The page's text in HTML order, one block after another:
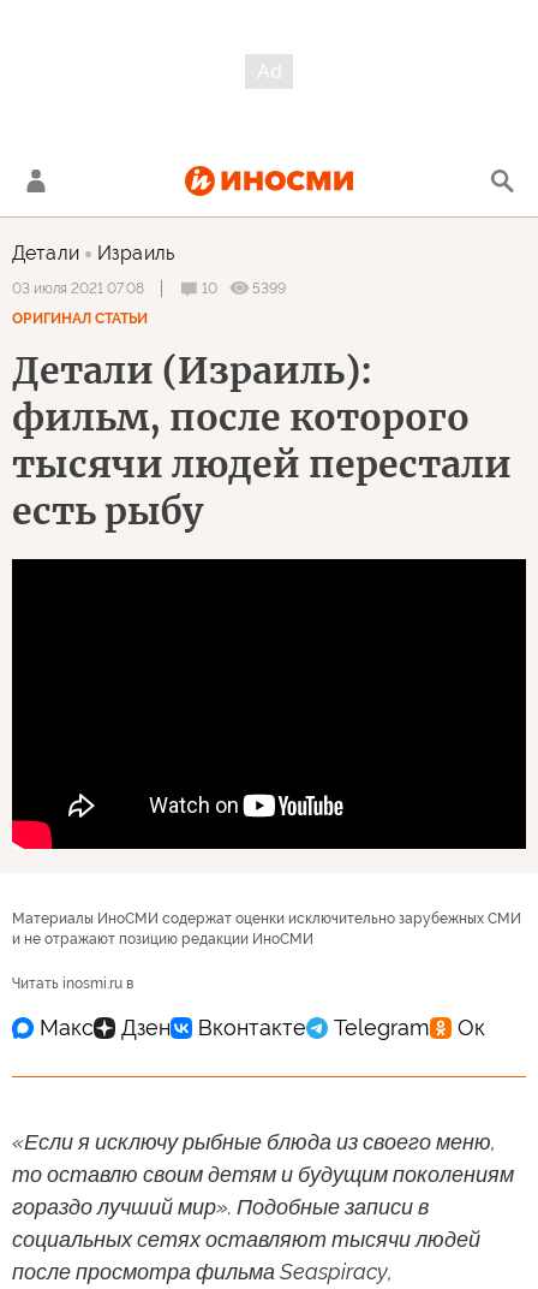
Детали Израиль
03 июля 2021 07:08 10
5399
ОРИГИНАЛ СТАТЬИ
Детали (Израиль):
фильм, после которого
тысячи людей перестали
есть рыбу
Материалы ИноСМИ содержат оценки исключительно зарубежных СМИ
и не отражают позицию редакции ИноСМИ
Читать inosmi.ru в
«Если я исключу рыбные блюда из своего меню,
то оставлю своим детям и будущим поколениям
гораздо лучший мир». Подобные записи в
социальных сетях оставляют тысячи людей
после просмотра фильма Seaspiracy,